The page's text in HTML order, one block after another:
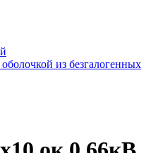
из безгалогенных